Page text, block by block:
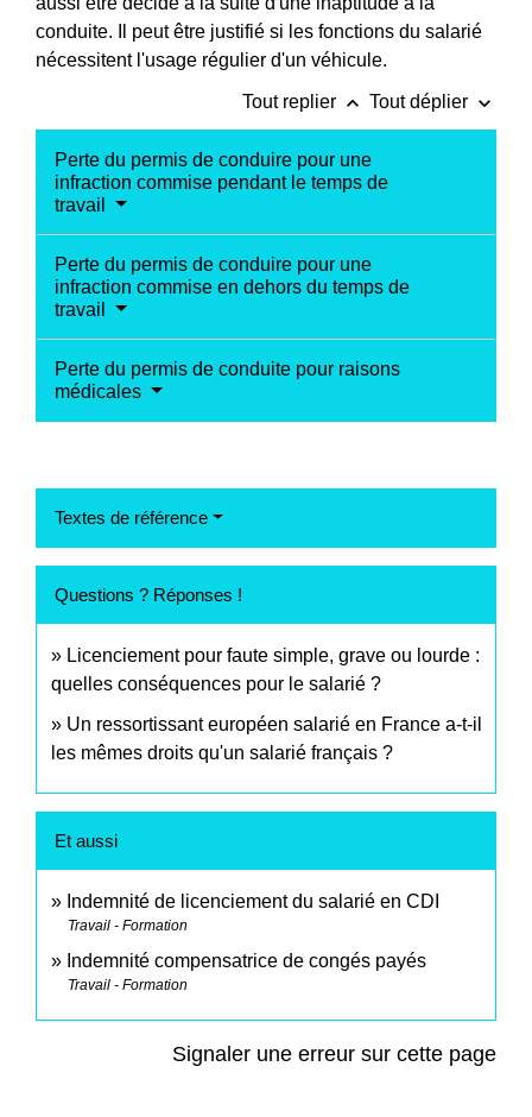
conduite. Il peut être justifié si les fonctions du salarié
nécessitent l'usage régulier d'un véhicule.
Tout replier keyboard_arrow_up Tout déplier keyboard_arrow_down
Perte du permis de conduire pour une
infraction commise pendant le temps de
travail
Perte du permis de conduire pour une
infraction commise en dehors du temps de
travail
Perte du permis de conduite pour raisons
médicales
Textes de référence
Questions ? Réponses !
Licenciement pour faute simple, grave ou lourde :
quelles conséquences pour le salarié ?
Un ressortissant européen salarié en France a-t-il
les mêmes droits qu'un salarié français ?
Et aussi
Indemnité de licenciement du salarié en CDI
Travail - Formation
Indemnité compensatrice de congés payés
Travail - Formation
Signaler une erreur sur cette page